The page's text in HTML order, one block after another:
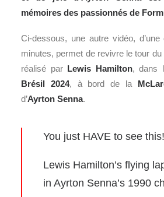
mémoires des passionnés de
Ci-dessous, une autre vidéo,
minutes, permet de revivre le tour du
réalisé par Lewis Hamilton, dans
Brésil 2024, à bord de la
d’Ayrton Senna.
You just HAVE to see this!
Lewis Hamilton’s flying
in Ayrton Senna’s 1990